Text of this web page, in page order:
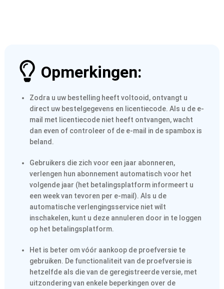
Opmerkingen:
Zodra u uw bestelling heeft voltooid, ontvangt u
direct uw bestelgegevens en licentiecode. Als u de e-
mail met licentiecode niet heeft ontvangen, wacht
dan even of controleer of de e-mail in de spambox is
beland.
Gebruikers die zich voor een jaar abonneren,
verlengen hun abonnement automatisch voor het
volgende jaar (het betalingsplatform informeert u
een week van tevoren per e-mail). Als u de
automatische verlengingsservice niet wilt
inschakelen, kunt u deze annuleren door in te loggen
op het betalingsplatform.
Het is beter om vóór aankoop de proefversie te
gebruiken. De functionaliteit van de proefversie is
hetzelfde als die van de geregistreerde versie, met
uitzondering van enkele beperkingen over de